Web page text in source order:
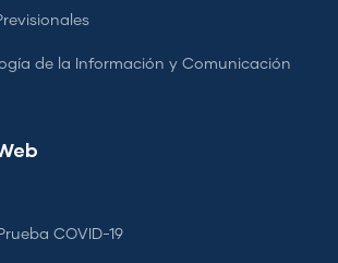
de la Información y Comunicación
COVID-19